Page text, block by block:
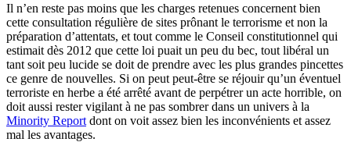
Il n’en reste pas moins que les charges retenues concernent bien
cette consultation régulière de sites prônant le terrorisme et non la
préparation d’attentats, et tout comme le Conseil constitutionnel qui
estimait dès 2012 que cette loi puait un peu du bec, tout libéral un
tant soit peu lucide se doit de prendre avec les plus grandes pincettes
ce genre de nouvelles. Si on peut peut-être se réjouir qu’un éventuel
terroriste en herbe a été arrêté avant de perpétrer un acte horrible, on
doit aussi rester vigilant à ne pas sombrer dans un univers à la
Minority Report dont on voit assez bien les inconvénients et assez
mal les avantages.